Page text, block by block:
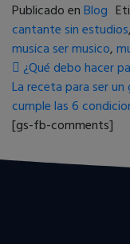
Publicado enBlog
cantante sin estudios,
musica ser musico,
¿Qué debo hacer
La receta para ser un
cumple las 6
[gs-fb-comments]